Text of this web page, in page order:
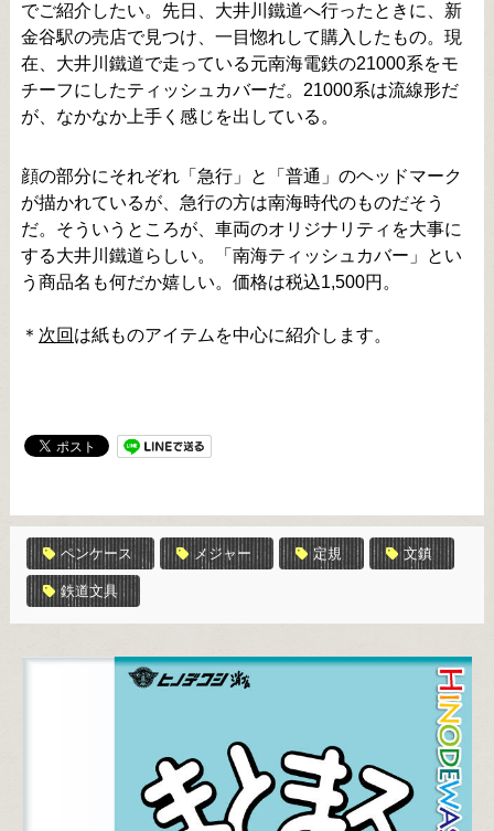
でご紹介したい。先日、大井川鐵道へ行ったときに、新
金谷駅の売店で見つけ、一目惚れして購入したもの。現
在、大井川鐵道で走っている元南海電鉄の21000系をモ
チーフにしたティッシュカバーだ。21000系は流線形だ
が、なかなか上手く感じを出している。
顔の部分にそれぞれ「急行」と「普通」のヘッドマーク
が描かれているが、急行の方は南海時代のものだそう
だ。そういうところが、車両のオリジナリティを大事に
する大井川鐵道らしい。「南海ティッシュカバー」とい
う商品名も何だか嬉しい。価格は税込1,500円。
＊ 次回 は紙ものアイテムを中心に紹介します。
ペンケース メジャー 定規 文鎮
鉄道文具